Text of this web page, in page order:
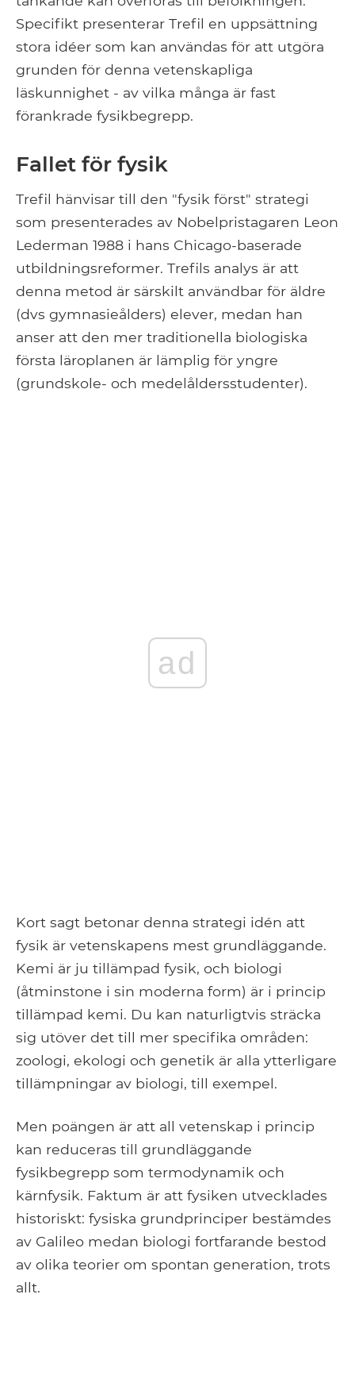
Specifikt presenterar Trefil en uppsättning
stora idéer som kan användas för att utgöra
grunden för denna vetenskapliga
läskunnighet - av vilka många är fast
förankrade fysikbegrepp.
Fallet för fysik
Trefil hänvisar till den "fysik först" strategi
som presenterades av Nobelpristagaren Leon
Lederman 1988 i hans Chicago-baserade
utbildningsreformer. Trefils analys är att
denna metod är särskilt användbar för äldre
(dvs gymnasieålders) elever, medan han
anser att den mer traditionella biologiska
första läroplanen är lämplig för yngre
(grundskole- och medelåldersstudenter).
ad
Kort sagt betonar denna strategi idén att
fysik är vetenskapens mest grundläggande.
Kemi är ju tillämpad fysik, och biologi
(åtminstone i sin moderna form) är i princip
tillämpad kemi. Du kan naturligtvis sträcka
sig utöver det till mer specifika områden:
zoologi, ekologi och genetik är alla ytterligare
tillämpningar av biologi, till exempel.
Men poängen är att all vetenskap i princip
kan reduceras till grundläggande
fysikbegrepp som termodynamik och
kärnfysik. Faktum är att fysiken utvecklades
historiskt: fysiska grundprinciper bestämdes
av Galileo medan biologi fortfarande bestod
av olika teorier om spontan generation, trots
allt.